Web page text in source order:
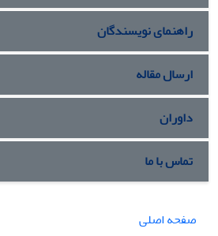
راهنمای نویسندگان
ارسال مقاله
داوران
تماس با ما
صفحه اصلی